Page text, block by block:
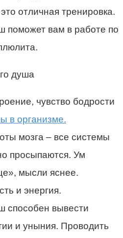
отличная тренировка.
поможет вам в работе по
чувство бодрости
в организме.
мозга – все системы
просыпаются. Ум
мысли яснее.
и энергия.
способен вывести
и уныния. Проводить